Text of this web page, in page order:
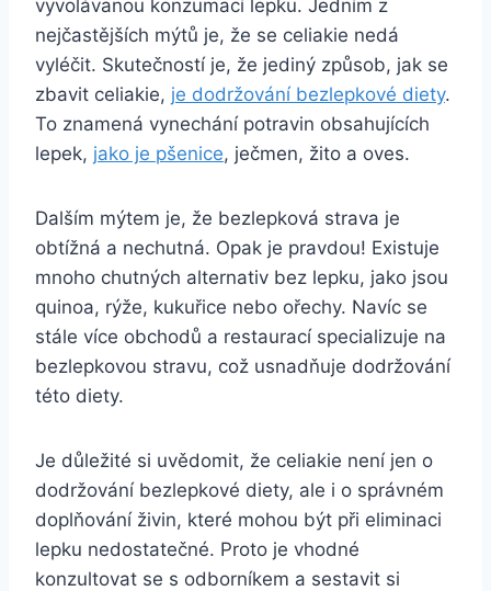
vyvolávanou konzumací lepku. Jedním z
nejčastějších mýtů je, že se celiakie nedá
vyléčit. Skutečností je, že jediný způsob, jak se
zbavit celiakie, je dodržování bezlepkové diety.
To znamená vynechání potravin obsahujících
lepek, jako je pšenice, ječmen, žito a oves.
Dalším mýtem je, že bezlepková strava je
obtížná a nechutná. Opak je pravdou! Existuje
mnoho chutných alternativ bez lepku, jako jsou
quinoa, rýže, kukuřice nebo ořechy. Navíc se
stále více obchodů a restaurací specializuje na
bezlepkovou stravu, což usnadňuje dodržování
této diety.
Je důležité si uvědomit, že celiakie není jen o
dodržování bezlepkové diety, ale i o správném
doplňování živin, které mohou být při eliminaci
lepku nedostatečné. Proto je vhodné
konzultovat se s odborníkem a sestavit si